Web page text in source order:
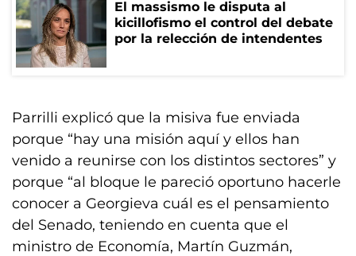
El massismo le disputa al
kicillofismo el control del debate
por la relección de intendentes
Parrilli explicó que la misiva fue enviada
porque “hay una misión aquí y ellos han
venido a reunirse con los distintos sectores” y
porque “al bloque le pareció oportuno hacerle
conocer a Georgieva cuál es el pensamiento
del Senado, teniendo en cuenta que el
ministro de Economía, Martín Guzmán,